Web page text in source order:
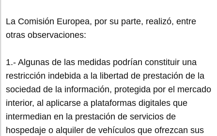
La Comisión Europea, por su parte, realizó, entre
otras observaciones:
1.- Algunas de las medidas podrían constituir una
restricción indebida a la libertad de prestación de la
sociedad de la información, protegida por el mercado
interior, al aplicarse a plataformas digitales que
intermedian en la prestación de servicios de
hospedaje o alquiler de vehículos que ofrezcan sus